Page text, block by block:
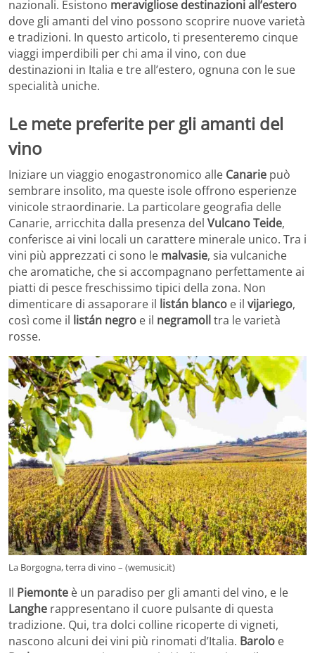
nazionali. Esistono meravigliose destinazioni all’estero
dove gli amanti del vino possono scoprire nuove varietà
e tradizioni. In questo articolo, ti presenteremo cinque
viaggi imperdibili per chi ama il vino, con due
destinazioni in Italia e tre all’estero, ognuna con le sue
specialità uniche.
Le mete preferite per gli amanti del
vino
Iniziare un viaggio enogastronomico alle Canarie può
sembrare insolito, ma queste isole offrono esperienze
vinicole straordinarie. La particolare geografia delle
Canarie, arricchita dalla presenza del Vulcano Teide,
conferisce ai vini locali un carattere minerale unico. Tra i
vini più apprezzati ci sono le malvasie, sia vulcaniche
che aromatiche, che si accompagnano perfettamente ai
piatti di pesce freschissimo tipici della zona. Non
dimenticare di assaporare il listán blanco e il vijariego,
così come il listán negro e il negramoll tra le varietà
rosse.
La Borgogna, terra di vino – (wemusic.it)
Il Piemonte è un paradiso per gli amanti del vino, e le
Langhe rappresentano il cuore pulsante di questa
tradizione. Qui, tra dolci colline ricoperte di vigneti,
nascono alcuni dei vini più rinomati d’Italia. Barolo e